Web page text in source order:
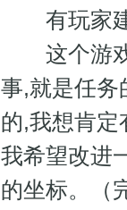
有玩家
这个游戏
事,就是任务
的,我想肯定
我希望改进
的坐标。（